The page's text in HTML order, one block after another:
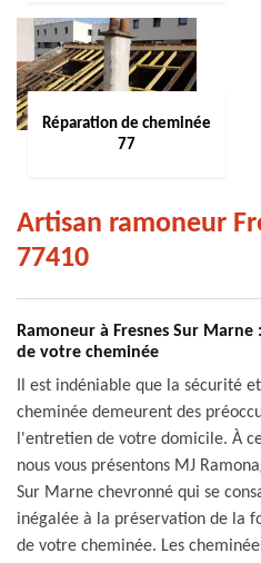
Réparation de cheminée
77
Artisan ramoneur
77410
Ramoneur à Fresnes Sur
de votre cheminée
Il est indéniable que la sécurité
cheminée demeurent des
l'entretien de votre domicile. À
nous vous présentons MJ
Sur Marne chevronné qui se
inégalée à la préservation de la
de votre cheminée. Les